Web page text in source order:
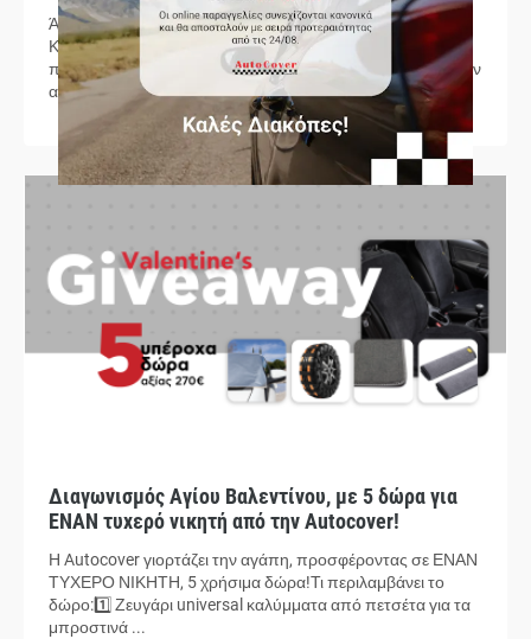
Άοσμα Πατάκια Αυτοκινήτου από PVC – Ποια Είναι η
Καλύτερη Επιλογή για Εσάς; 🚗 📍 Ψάχνετε ανθεκτικά,
ποιοτικά και άοσμα πατάκια αυτοκινήτου που να ταιριάζουν
απόλυτα στο ...
Διαγωνισμός Αγίου Βαλεντίνου, με 5 δώρα για
ΕΝΑΝ τυχερό νικητή από την Autocover!
Η Autocover γιορτάζει την αγάπη, προσφέροντας σε ΕΝΑΝ
ΤΥΧΕΡΟ ΝΙΚΗΤΗ, 5 χρήσιμα δώρα!Τι περιλαμβάνει το
δώρο:1️⃣ Ζευγάρι universal καλύμματα από πετσέτα για τα
μπροστινά ...